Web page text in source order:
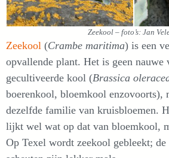
Zeekool – foto’s: Jan
Zeekool (Crambe maritima) is een
opvallende plant. Het is geen nauwe
gecultiveerde kool (Brassica
boerenkool, bloemkool enzovoorts),
dezelfde familie van kruisbloemen.
lijkt wel wat op dat van bloemkool,
Op Texel wordt zeekool gebleekt; de